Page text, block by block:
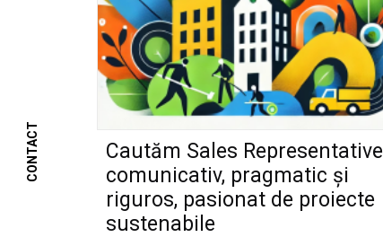
Cautăm Sales Representative
comunicativ, pragmatic și
riguros, pasionat de proiecte
sustenabile
CONTACT